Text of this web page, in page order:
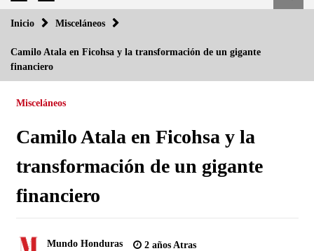
Inicio Misceláneos
Camilo Atala en Ficohsa y la transformación de un gigante
financiero
Misceláneos
Camilo Atala en Ficohsa y la
transformación de un gigante
financiero
Mundo Honduras 2 años Atras